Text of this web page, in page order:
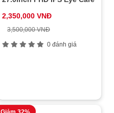
2,350,000 VNĐ
3,500,000 VNĐ
0 đánh giá